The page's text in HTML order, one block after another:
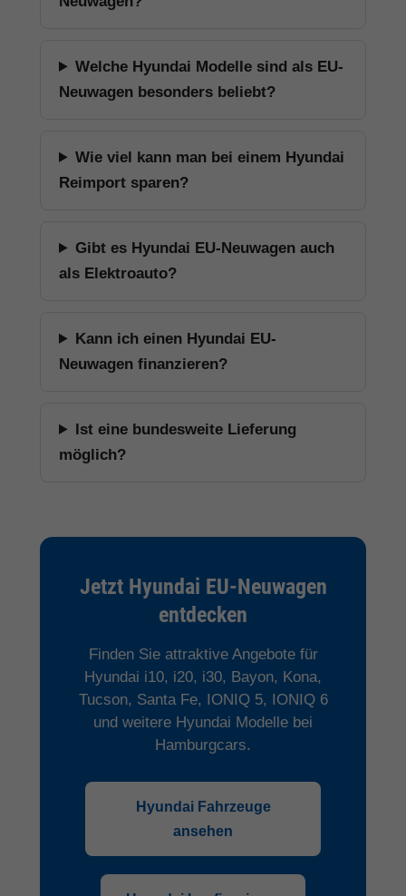
Welche Hyundai Modelle sind als EU-
Neuwagen besonders beliebt?
Wie viel kann man bei einem Hyundai
Reimport sparen?
Gibt es Hyundai EU-Neuwagen auch
als Elektroauto?
Kann ich einen Hyundai EU-
Neuwagen finanzieren?
Ist eine bundesweite Lieferung
möglich?
Jetzt Hyundai EU-Neuwagen
entdecken
Finden Sie attraktive Angebote für
Hyundai i10, i20, i30, Bayon, Kona,
Tucson, Santa Fe, IONIQ 5, IONIQ 6
und weitere Hyundai Modelle bei
Hamburgcars.
Hyundai Fahrzeuge
ansehen